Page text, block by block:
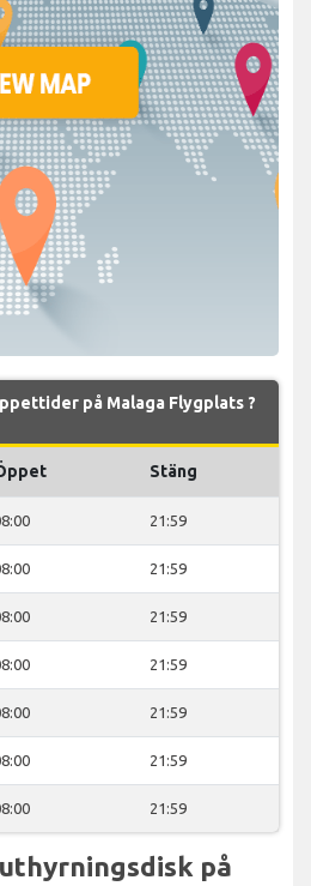
på Malaga Flygplats ?
Stäng
21:59
21:59
21:59
21:59
21:59
21:59
21:59
på